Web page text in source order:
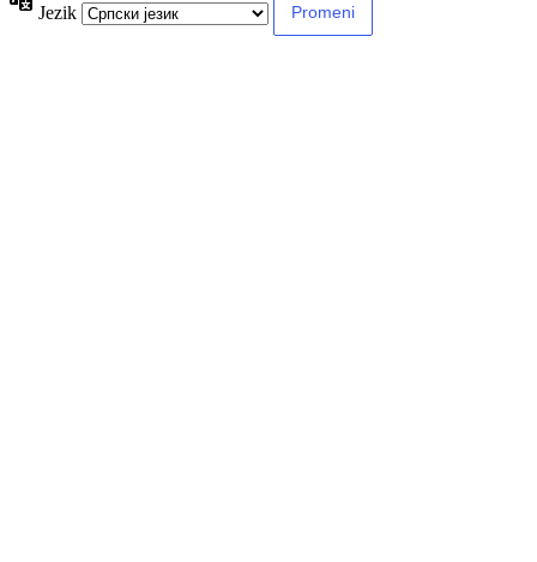
Jezik